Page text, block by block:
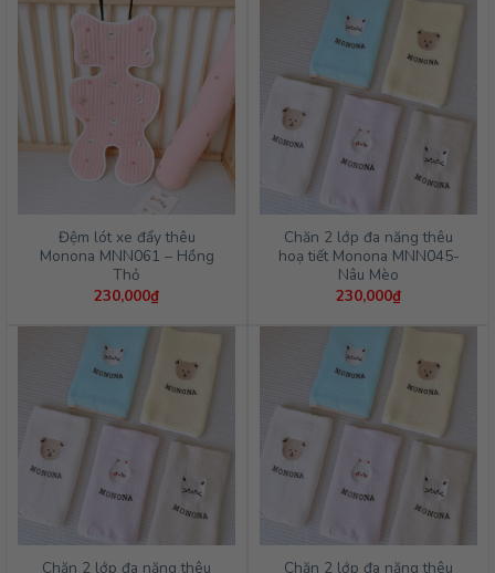
Đệm lót xe đẩy thêu
Monona MNN061 – Hồng
Thỏ
230,000₫
Chăn 2 lớp đa năng thêu
hoạ tiết Monona MNN045-
Nâu Mèo
230,000₫
Chăn 2 lớp đa năng thêu
Chăn 2 lớp đa năng thêu